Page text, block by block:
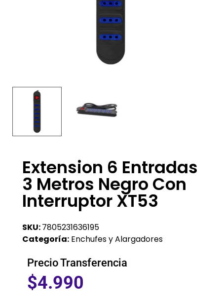
Extension 6 Entradas
3 Metros Negro Con
Interruptor XT53
SKU:7805231636195
Categoría: Enchufes y Alargadores
Precio Transferencia
$4.990